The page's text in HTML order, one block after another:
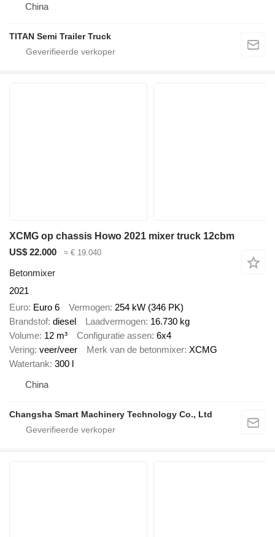
China
TITAN Semi Trailer Truck
XCMG op chassis Howo 2021 mixer truck 12cbm
US$ 22.000
≈ € 19.040
Betonmixer
2021
Euro Euro 6 Vermogen 254 kW (346 PK)
Brandstof diesel Laadvermogen 16.730 kg
Volume 12 m³ Configuratie assen 6x4
Vering veer/veer Merk van de betonmixer XCMG
Watertank 300 l
China
Changsha Smart Machinery Technology Co., Ltd